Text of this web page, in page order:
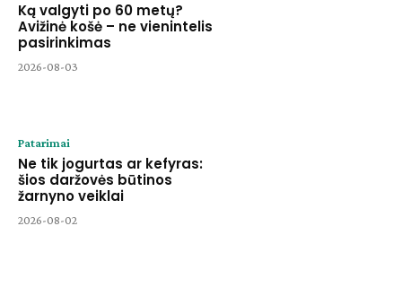
Ką valgyti po 60 metų?
Avižinė košė – ne vienintelis
pasirinkimas
2026-08-03
Patarimai
Ne tik jogurtas ar kefyras:
šios daržovės būtinos
žarnyno veiklai
2026-08-02